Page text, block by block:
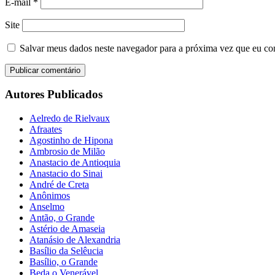
Site
Salvar meus dados neste navegador para a próxima vez que eu
Autores Publicados
Aelredo de Rielvaux
Afraates
Agostinho de Hipona
Ambrosio de Milão
Anastacio de Antioquia
Anastacio do Sinai
André de Creta
Anônimos
Anselmo
Antão, o Grande
Astério de Amaseia
Atanásio de Alexandria
Basílio da Selêucia
Basílio, o Grande
Beda o Venerável